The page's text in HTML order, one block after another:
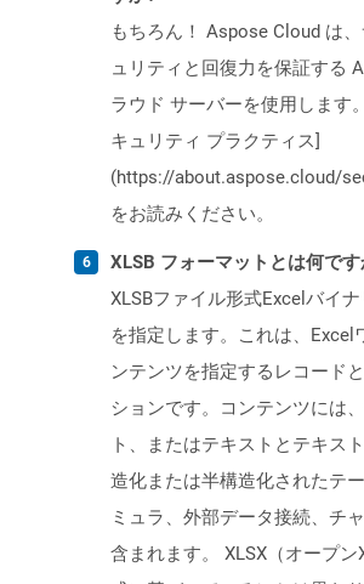
もちろん！ Aspose Cloud は
ュリティと回復力を保証する
ラウド サーバーを使用します
キュリティ プラクティス]
(https://about.aspose.cloud/
をお読みください。
XLSB フォーマットとは何です
XLSBファイル形式Excelバイ
を指定します。これは、Excel
ンテンツを指定するレコード
ションです。コンテンツには
ト、またはテキストとテキス
造化または半構造化されたテ
ミュラ、外部データ接続、チ
含まれます。 XLSX（オープ